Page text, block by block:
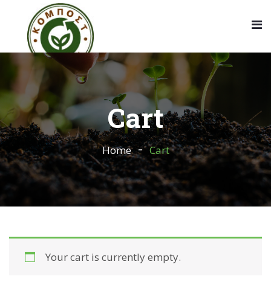
Cart
Home Cart
Your cart is currently empty.